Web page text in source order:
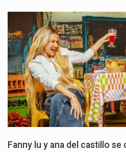
Fanny lu y ana del castillo